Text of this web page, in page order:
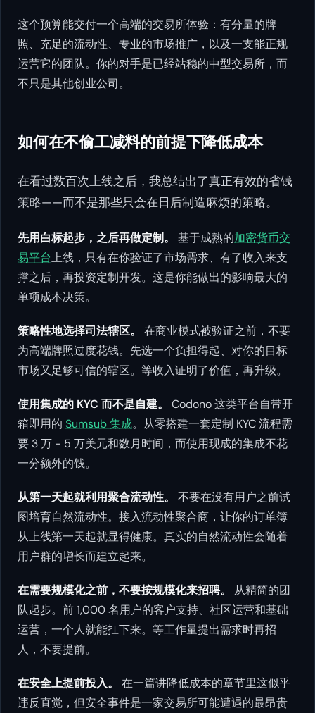
这个预算能交付一个高端的交易所体验：有分量的牌
照、充足的流动性、专业的市场推广，以及一支能正规
运营它的团队。你的对手是已经站稳的中型交易所，而
不只是其他创业公司。
如何在不偷工减料的前提下降低成本
在看过数百次上线之后，我总结出了真正有效的省钱
策略——而不是那些只会在日后制造麻烦的策略。
先用白标起步，之后再做定制。 基于成熟的加密货币交
易平台上线，只有在你验证了市场需求、有了收入来支
撑之后，再投资定制开发。这是你能做出的影响最大的
单项成本决策。
策略性地选择司法辖区。
在商业模式被验证之前，不要
为高端牌照过度花钱。先选一个负担得起、对你的目标
市场又足够可信的辖区。等收入证明了价值，再升级。
使用集成的 KYC 而不是自建。
Codono 这类平台自带开
箱即用的 Sumsub 集成。从零搭建一套定制 KYC 流程需
要 3 万 - 5 万美元和数月时间，而使用现成的集成不花
一分额外的钱。
从第一天起就利用聚合流动性。
不要在没有用户之前试
图培育自然流动性。接入流动性聚合商，让你的订单簿
从上线第一天起就显得健康。真实的自然流动性会随着
用户群的增长而建立起来。
在需要规模化之前，不要按规模化来招聘。
从精简的团
队起步。前 1,000 名用户的客户支持、社区运营和基础
运营，一个人就能扛下来。等工作量提出需求时再招
人，不要提前。
在安全上提前投入。
在一篇讲降低成本的章节里这似乎
违反直觉，但安全事件是一家交易所可能遭遇的最昂贵